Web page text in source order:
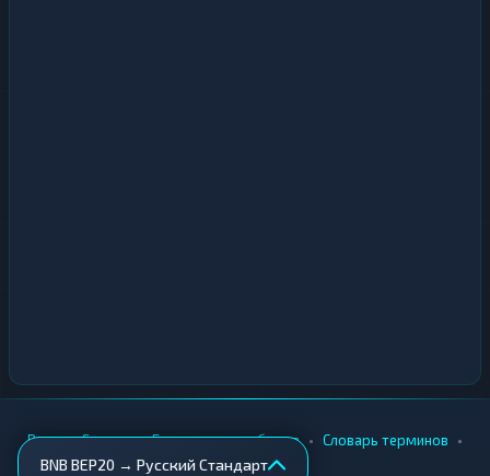
BNB BEP20 → Русский Стандарт
Вики • Города • Безопасность обмена • Словарь терминов •
AML-проверка